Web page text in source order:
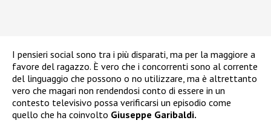
I pensieri social sono tra i più disparati, ma per la maggiore a
favore del ragazzo. È vero che i concorrenti sono al corrente
del linguaggio che possono o no utilizzare, ma è altrettanto
vero che magari non rendendosi conto di essere in un
contesto televisivo possa verificarsi un episodio come
quello che ha coinvolto Giuseppe Garibaldi.